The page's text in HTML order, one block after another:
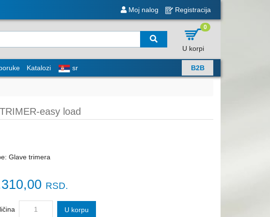
Moj nalog Registracija
0
U korpi
Katalozi sr B2B
easy load
Glave trimera
RSD.
U korpu